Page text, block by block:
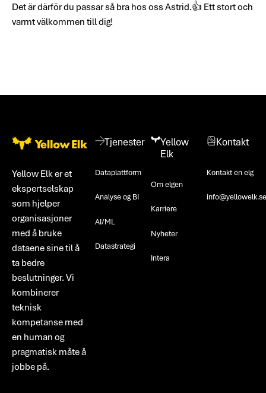
Det är därför du passar så bra hos oss Astrid.👍 Ett stort och
varmt välkommen till dig!
Bunntekst
Yellow Elk er et
ekspertselskap
som hjelper
organisasjoner
med å bruke
dataene sine til å
ta bedre
beslutninger. Vi
kombinerer
teknisk
kompetanse med
en human og
pragmatisk måte å
jobbe på.
Tjenester
Dataplattform
Analyse og BI
AI/ML
Datastrategi
Yellow
Elk
Om elgen
Karriere
Nyheter
Intera
Kontakt
Kontakt en elg
info@yellowelk.se